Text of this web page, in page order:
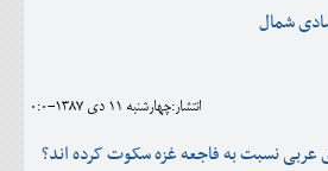
شمال
انتشار:چهارشنبه 11 دی 1387-0:0
عربی نسبت به فاجعه غزه سکوت کرده اند؟